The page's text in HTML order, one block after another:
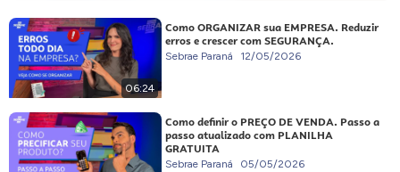
06:24
Como ORGANIZAR sua EMPRESA. Reduzir
erros e crescer com SEGURANÇA.
Sebrae Paraná 12/05/2026
Como definir o PREÇO DE VENDA. Passo a
passo atualizado com PLANILHA
GRATUITA
Sebrae Paraná 05/05/2026